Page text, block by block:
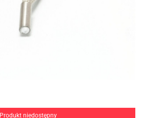
Produkt niedostępny